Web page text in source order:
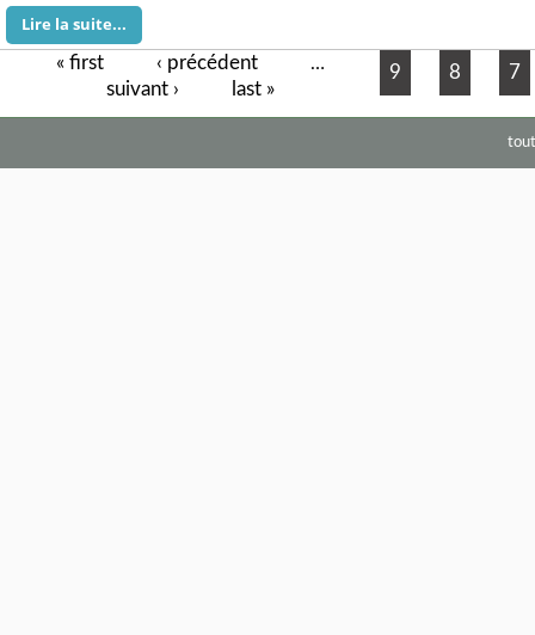
Lire la suite...
« first ‹ précédent 7
8
9
…
suivant › last »